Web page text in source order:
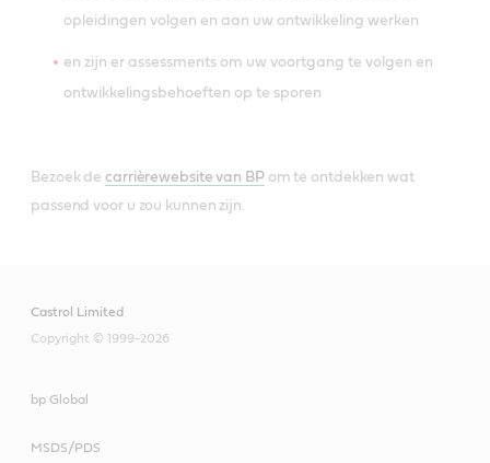
opleidingen volgen en aan uw ontwikkeling werken
en zijn er assessments om uw voortgang te volgen en
ontwikkelingsbehoeften op te sporen
Bezoek decarrièrewebsite van BPom te ontdekken wat
passend voor u zou kunnen zijn.
Castrol Limited
Copyright © 1999-2026
bp Global
MSDS/PDS